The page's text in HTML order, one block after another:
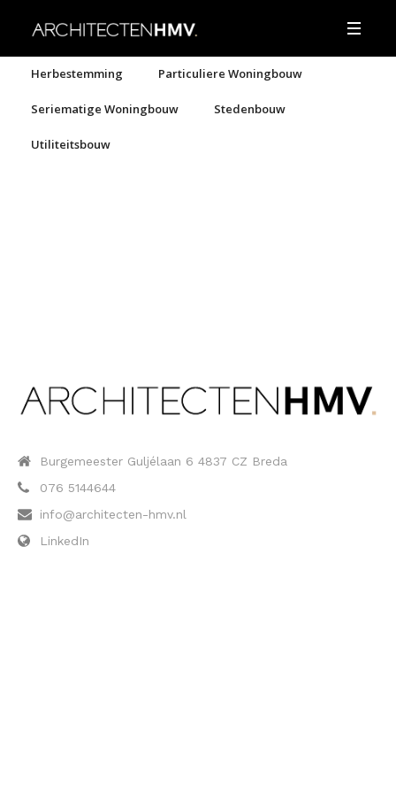
Herbestemming Particuliere Woningbouw
Seriematige Woningbouw Stedenbouw
Utiliteitsbouw
Burgemeester Guljélaan 6 4837 CZ Breda
076 5144644
info@architecten-hmv.nl
LinkedIn